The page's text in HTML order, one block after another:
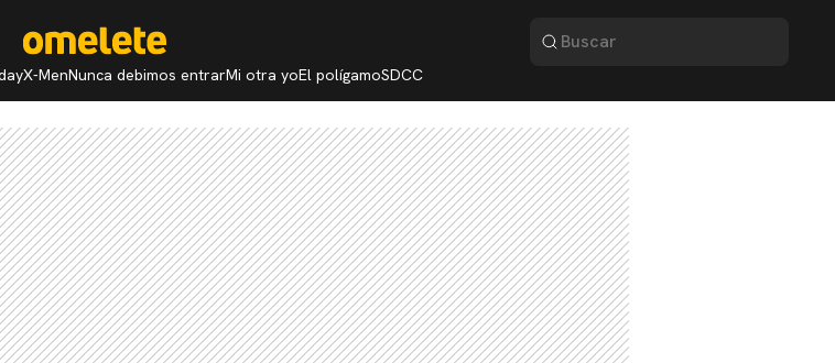
X-MenNunca debimos entrarMi otra yoEl polígamoSDCC